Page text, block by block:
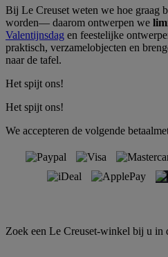
Bij Le Creuset weten we hoe graag
worden— daarom ontwerpen we
Valentijnsdag en feestelijke
praktisch, verzamelobjecten en
naar de tafel.
Het spijt ons!
Het spijt ons!
We accepteren de volgende
Zoek een Le Creuset-winkel bij u in